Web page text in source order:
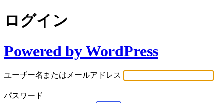
ログイン
Powered by WordPress
ユーザー名またはメールアドレス
パスワード